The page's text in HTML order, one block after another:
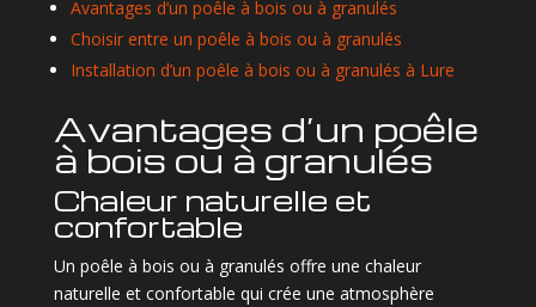
Avantages d’un poêle à bois ou à granulés
Choisir entre un poêle à bois ou à granulés
Installation d’un poêle à bois ou à granulés à Lure
Avantages d’un poêle
à bois ou à granulés
Chaleur naturelle et
confortable
Un poêle à bois ou à granulés offre une chaleur
naturelle et confortable qui crée une atmosphère